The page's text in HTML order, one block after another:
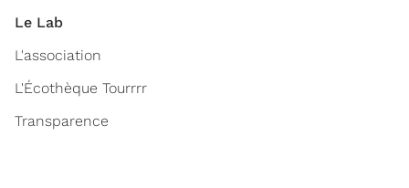
Le Lab
L'association
L'Écothèque Tourrrr
Transparence